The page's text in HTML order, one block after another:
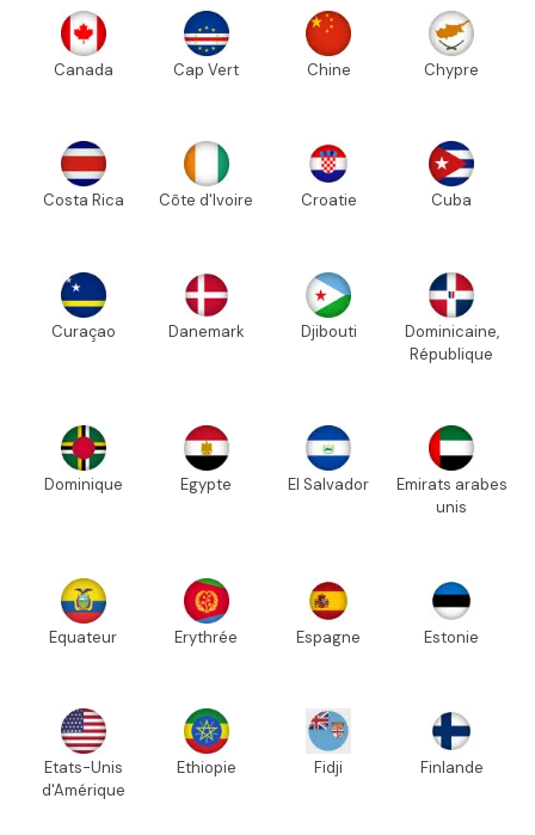
Canada Cap Vert Chine Chypre
Costa Rica Côte d'Ivoire Croatie Cuba
Curaçao Danemark Djibouti
Dominicaine,
République
Dominique Egypte El Salvador
Emirats arabes
unis
Equateur Erythrée Espagne Estonie
Etats-Unis
d'Amérique
Ethiopie Fidji Finlande